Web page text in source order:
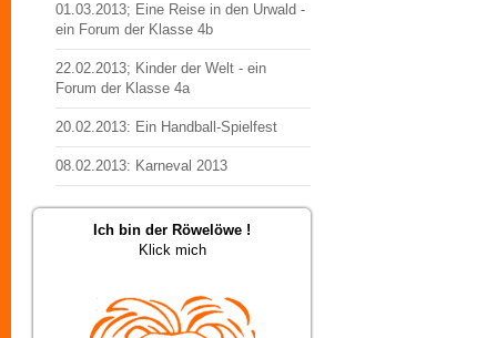
01.03.2013; Eine Reise in den Urwald -
ein Forum der Klasse 4b
22.02.2013; Kinder der Welt - ein
Forum der Klasse 4a
20.02.2013: Ein Handball-Spielfest
08.02.2013: Karneval 2013
Ich bin der Röwelöwe !
Klick mich